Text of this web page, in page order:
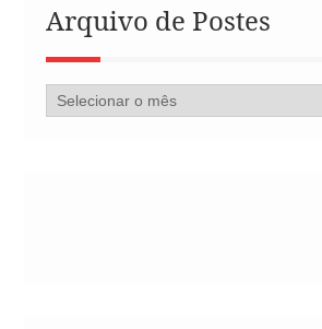
Arquivo de Postes
Arquivo
de